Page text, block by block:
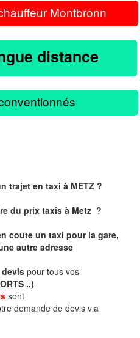
Montbronn
distance
trajet en taxi à METZ ?
du prix taxis à Metz ?
coute un taxi pour la gare,
autre adresse
devispour tous vos
..)
sont
demande de devis via